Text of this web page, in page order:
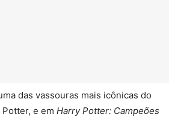
das vassouras mais icônicas do
e em Harry Potter: Campeões